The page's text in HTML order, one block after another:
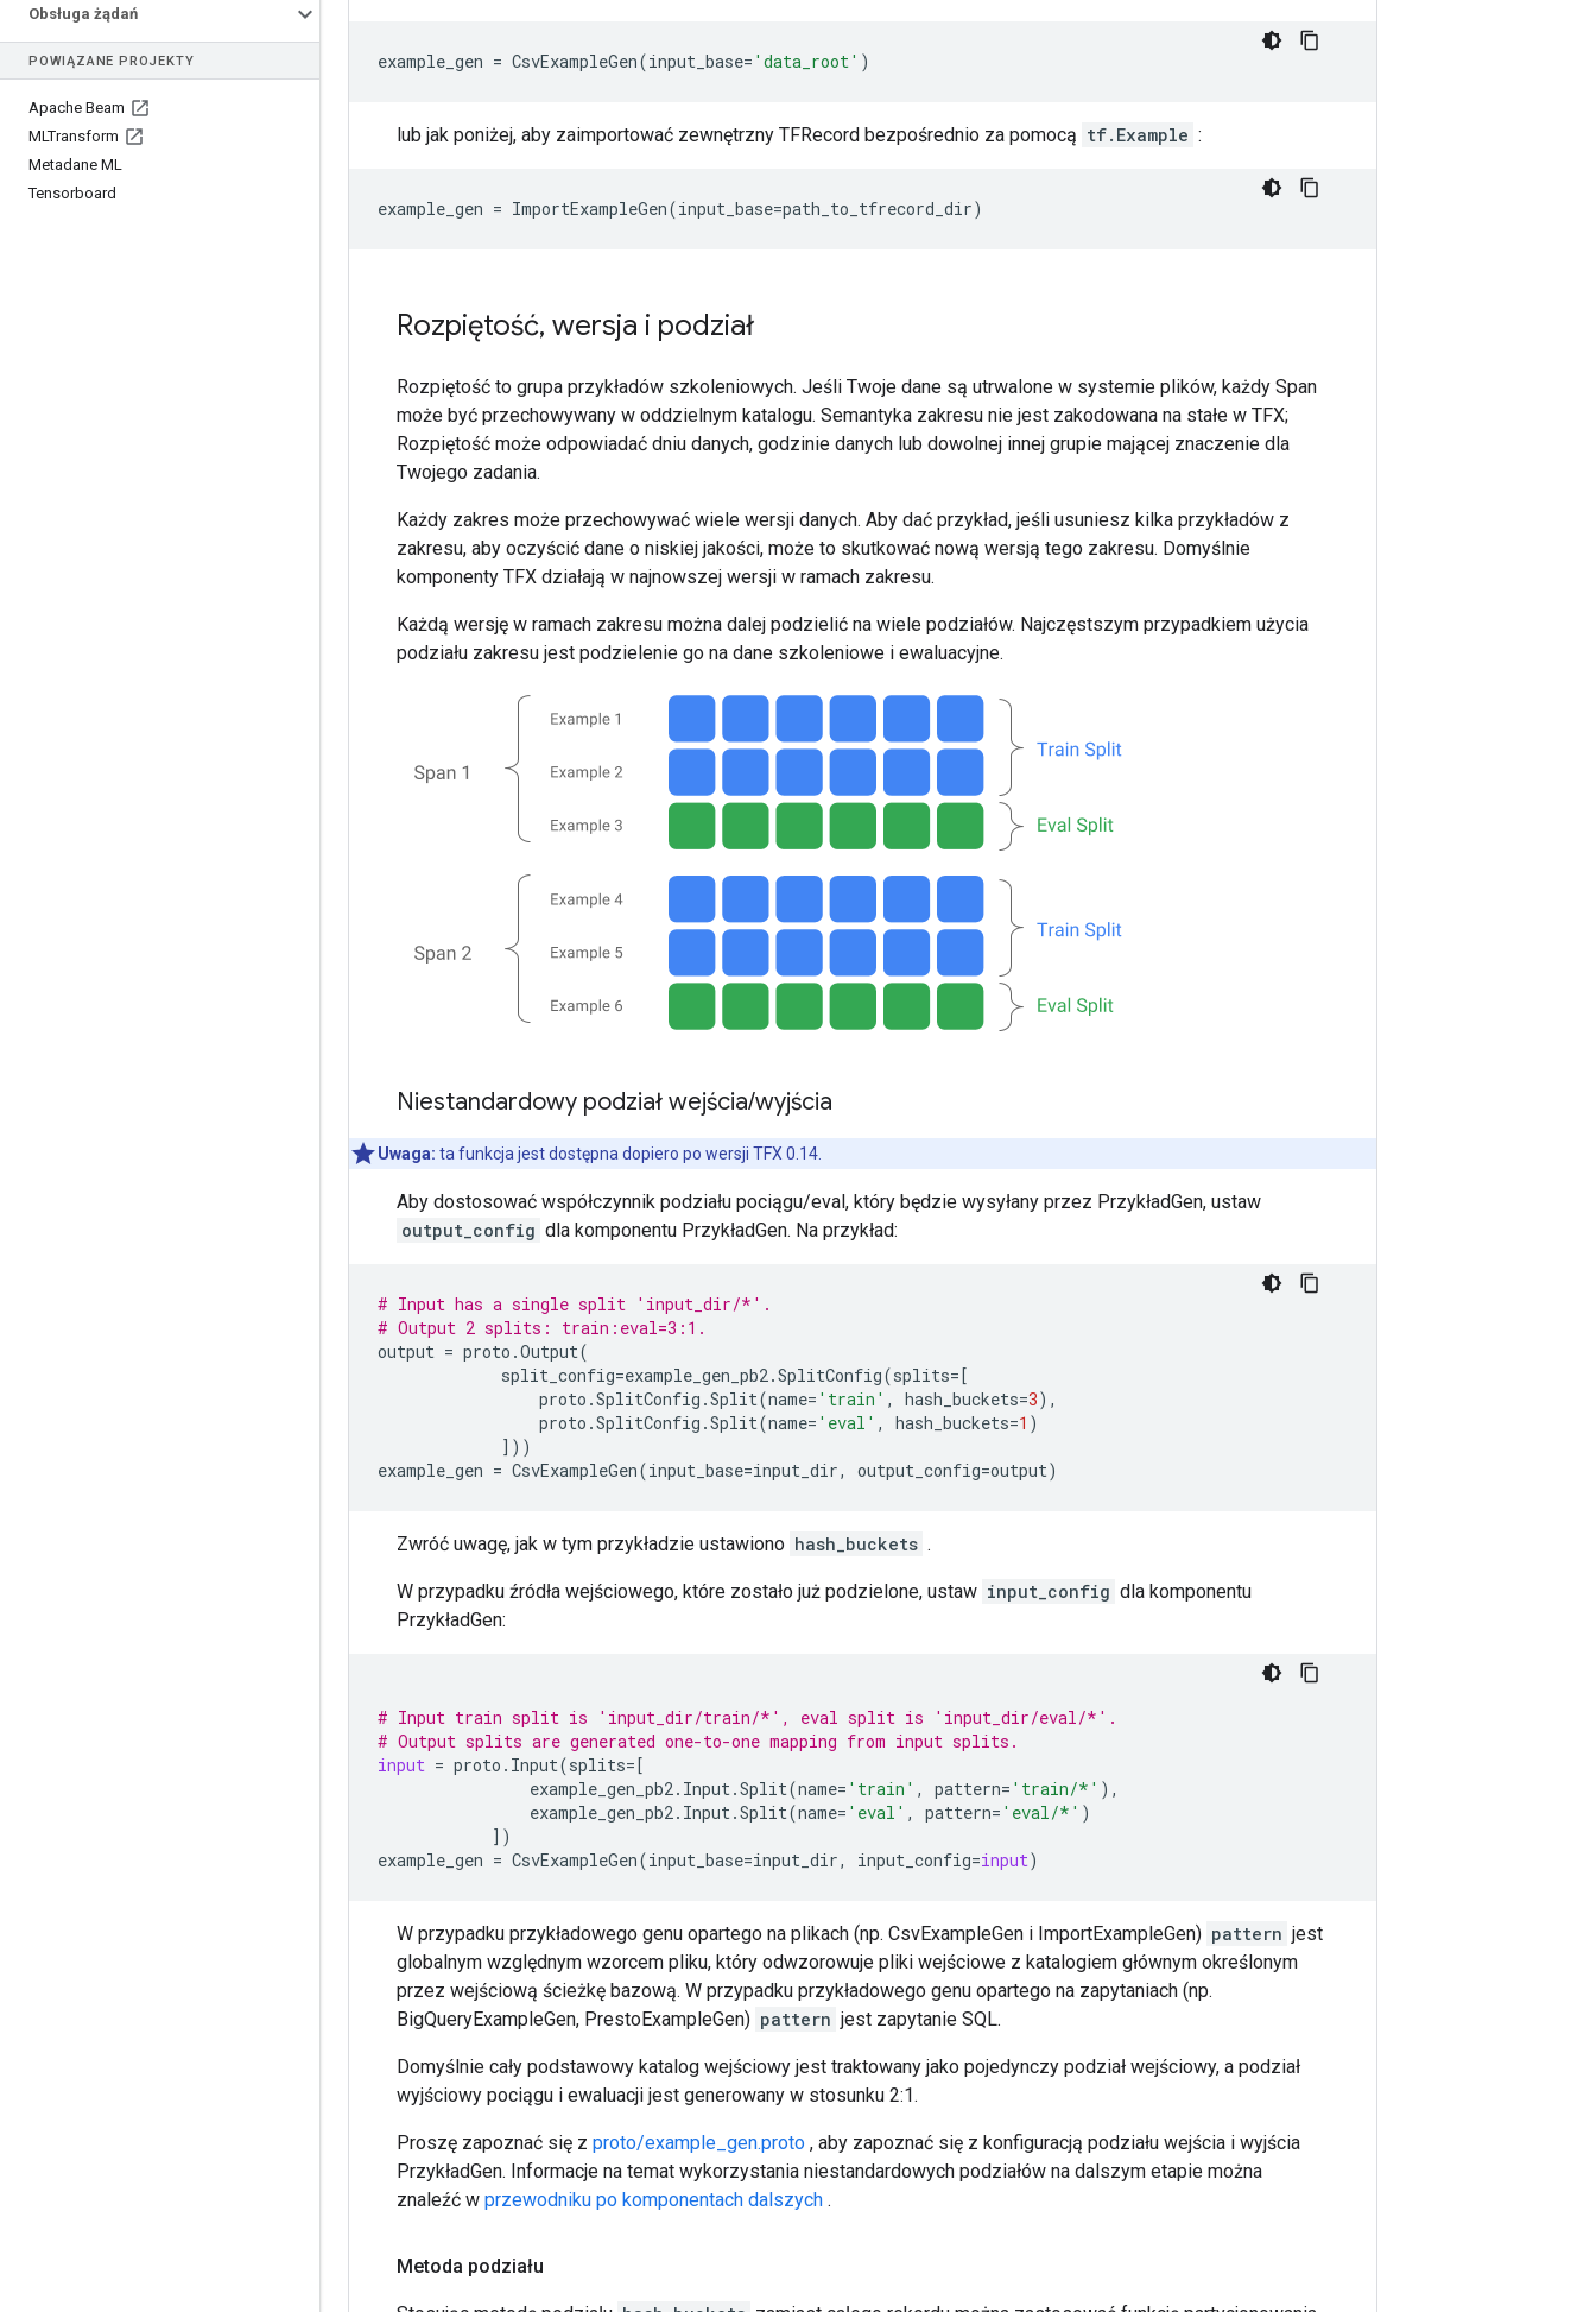
Obsługa żądań
POWIĄZANE PROJEKTY
Apache Beam
MLTransform
Metadane ML
Tensorboard
example_gen = CsvExampleGen(input_base= 'data_root' )
lub jak poniżej, aby zaimportować zewnętrzny TFRecord bezpośrednio za pomocą tf.Example :
example_gen = ImportExampleGen(input_base=path_to_tfrecord_dir)
Rozpiętość, wersja i podział
Rozpiętość to grupa przykładów szkoleniowych. Jeśli Twoje dane są utrwalone w systemie plików, każdy Span
może być przechowywany w oddzielnym katalogu. Semantyka zakresu nie jest zakodowana na stałe w TFX;
Rozpiętość może odpowiadać dniu danych, godzinie danych lub dowolnej innej grupie mającej znaczenie dla
Twojego zadania.
Każdy zakres może przechowywać wiele wersji danych. Aby dać przykład, jeśli usuniesz kilka przykładów z
zakresu, aby oczyścić dane o niskiej jakości, może to skutkować nową wersją tego zakresu. Domyślnie
komponenty TFX działają w najnowszej wersji w ramach zakresu.
Każdą wersję w ramach zakresu można dalej podzielić na wiele podziałów. Najczęstszym przypadkiem użycia
podziału zakresu jest podzielenie go na dane szkoleniowe i ewaluacyjne.
Niestandardowy podział wejścia/wyjścia
Uwaga: ta funkcja jest dostępna dopiero po wersji TFX 0.14.
Aby dostosować współczynnik podziału pociągu/eval, który będzie wysyłany przez PrzykładGen, ustaw
output_config dla komponentu PrzykładGen. Na przykład:
# Input has a single split 'input_dir/*'.
# Output 2 splits: train:eval=3:1.
output = proto .Output(
split_config=example_gen_pb2.SplitConfig(splits=[
proto .SplitConfig .Split(name= 'train' , hash_buckets=3),
proto .SplitConfig .Split(name= 'eval' , hash_buckets=1 )
]))
example_gen = CsvExampleGen(input_base=input_dir, output_config=output)
Zwróć uwagę, jak w tym przykładzie ustawiono hash_buckets .
W przypadku źródła wejściowego, które zostało już podzielone, ustaw input_config dla komponentu
PrzykładGen:
# Input train split is 'input_dir/train/*', eval split is 'input_dir/eval/*'.
# Output splits are generated one-to-one mapping from input splits.
input = proto . Input(splits=[
example_gen_pb2. Input.Split(name= 'train' , pattern= 'train/*' ),
example_gen_pb2. Input.Split(name= 'eval' , pattern= 'eval/*' )
])
example_gen = CsvExampleGen(input_base=input_dir, input_config=input)
W przypadku przykładowego genu opartego na plikach (np. CsvExampleGen i ImportExampleGen) pattern jest
globalnym względnym wzorcem pliku, który odwzorowuje pliki wejściowe z katalogiem głównym określonym
przez wejściową ścieżkę bazową. W przypadku przykładowego genu opartego na zapytaniach (np.
BigQueryExampleGen, PrestoExampleGen) pattern jest zapytanie SQL.
Domyślnie cały podstawowy katalog wejściowy jest traktowany jako pojedynczy podział wejściowy, a podział
wyjściowy pociągu i ewaluacji jest generowany w stosunku 2:1.
Proszę zapoznać się z proto/example_gen.proto , aby zapoznać się z konfiguracją podziału wejścia i wyjścia
PrzykładGen. Informacje na temat wykorzystania niestandardowych podziałów na dalszym etapie można
znaleźć w przewodniku po komponentach dalszych .
Metoda podziału